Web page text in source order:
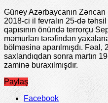
Güney Azərbaycanın
2018-ci il fevralın 25-də
qapısının önündə terrorçu
məmurları tərəfindən
bölməsinə aparılmışdı.
saxlandıqdan sonra martın
zaminə buraxılmışdır.
Paylaş
Facebook